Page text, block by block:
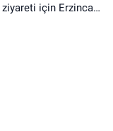
ziyareti için Erzincan